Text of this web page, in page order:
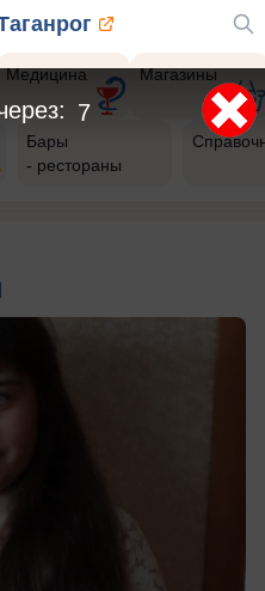
Медицина Магазины
Бары
- рестораны
7